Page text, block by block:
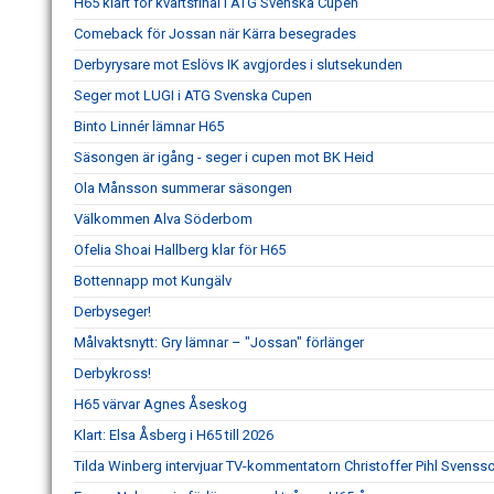
Comeback för Jossan när Kärra besegrades
Derbyrysare mot Eslövs IK avgjordes i slutsekunden
Seger mot LUGI i ATG Svenska Cupen
Binto Linnér lämnar H65
Säsongen är igång - seger i cupen mot BK Heid
Ola Månsson summerar säsongen
Välkommen Alva Söderbom
Ofelia Shoai Hallberg klar för H65
Bottennapp mot Kungälv
Derbyseger!
Målvaktsnytt: Gry lämnar – "Jossan" förlänger
Derbykross!
H65 värvar Agnes Åseskog
Klart: Elsa Åsberg i H65 till 2026
Tilda Winberg intervjuar TV-kommentatorn Christoffer Pihl